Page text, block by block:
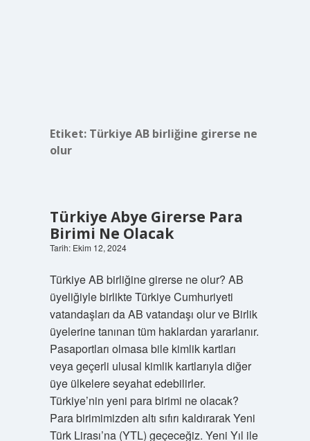
Etiket: Türkiye AB birliğine girerse ne
olur
Türkiye Abye Girerse Para
Birimi Ne Olacak
Tarih: Ekim 12, 2024
Türkiye AB birliğine girerse ne olur? AB
üyeliğiyle birlikte Türkiye Cumhuriyeti
vatandaşları da AB vatandaşı olur ve Birlik
üyelerine tanınan tüm haklardan yararlanır.
Pasaportları olmasa bile kimlik kartları
veya geçerli ulusal kimlik kartlarıyla diğer
üye ülkelere seyahat edebilirler.
Türkiye’nin yeni para birimi ne olacak?
Para birimimizden altı sıfırı kaldırarak Yeni
Türk Lirası’na (YTL) geçeceğiz. Yeni Yıl ile